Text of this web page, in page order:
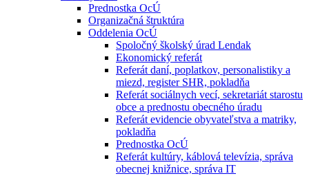
Prednostka OcÚ
Organizačná štruktúra
Oddelenia OcÚ
Spoločný školský úrad Lendak
Ekonomický referát
Referát daní, poplatkov, personalistiky a
miezd, register SHR, pokladňa
Referát sociálnych vecí, sekretariát starostu
obce a prednostu obecného úradu
Referát evidencie obyvateľstva a matriky,
pokladňa
Prednostka OcÚ
Referát kultúry, káblová televízia, správa
obecnej knižnice, správa IT